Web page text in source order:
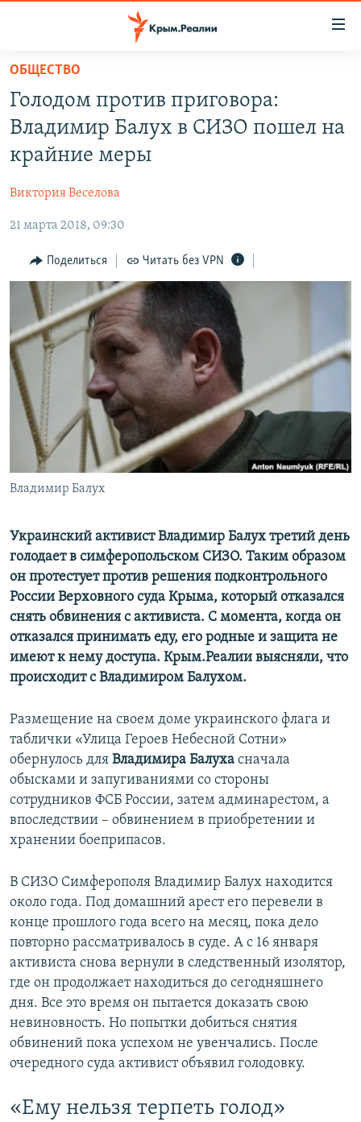
Вернуться
основному
содержанию
Вернутся
главной
навигации
Вернутся
поиску
СПЕЦПРОЕКТЫ
ГРУЗ 200
11 ЛЕТ ОККУПАЦИИ КРЫМА. 11 ИСТОРИЙ СОПРОТИВЛЕНИЯ
ВОДА
ЕЩЕ
ИНТЕРАКТИВ
ИНФОГРАФИКА
ТЕЛЕПРОЕКТ КРЫМ.РЕАЛИИ
СОВЕТЫ ПРАВОЗАЩИТНИКОВ
ПРОПАВШИЕ БЕЗ ВЕСТИ
ПОБЕДИТЕЛЕЙ НЕ СУДЯТ?
КРЫМ.НЕПОКОРЕННЫЙ
ELIFBE
УКРАИНСКАЯ ПРОБЛЕМА КРЫМА
РАДІО СВОБОДА
КАК ОБОЙТИ БЛОКИРОВКУ
Українською
Qırımtatar
ПРИСОЕДИНЯЙТЕСЬ!
Все сайты RFE/RL
ОБЩЕСТВО
Голодом против приговора:
Владимир Балух в СИЗО пошел на
крайние меры
Виктория Веселова
21 марта 2018, 09:30
Поделиться Читать без VPN
Владимир Балух
Украинский активист Владимир Балух третий день
голодает в симферопольском СИЗО. Таким образом
он протестует против решения подконтрольного
России Верховного суда Крыма, который отказался
снять обвинения с активиста. С момента, когда он
отказался принимать еду, его родные и защита не
имеют к нему доступа. Крым.Реалии выясняли, что
происходит с Владимиром Балухом.
Размещение на своем доме украинского флага и
таблички «Улица Героев Небесной Сотни»
обернулось для Владимира Балуха сначала
обысками и запугиваниями со стороны
сотрудников ФСБ России, затем админарестом, а
впоследствии – обвинением в приобретении и
хранении боеприпасов.
В СИЗО Симферополя Владимир Балух находится
около года. Под домашний арест его перевели в
конце прошлого года всего на месяц, пока дело
повторно рассматривалось в суде. А с 16 января
активиста снова вернули в следственный изолятор,
где он продолжает находиться до сегодняшнего
дня. Все это время он пытается доказать свою
невиновность. Но попытки добиться снятия
обвинений пока успехом не увенчались. После
очередного суда активист объявил голодовку.
«Ему нельзя терпеть голод»